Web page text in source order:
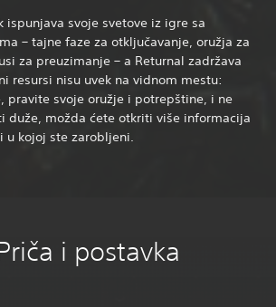
ispunjava svoje svetove iz igre sa
– tajne faze za otključavanje, oružja za
za preuzimanje – a Returnal zadržava
resursi nisu uvek na vidnom mestu:
pravite svoje oružje i potrepštine, i ne
duže, možda ćete otkriti više informacija
u kojoj ste zarobljeni.
i postavka